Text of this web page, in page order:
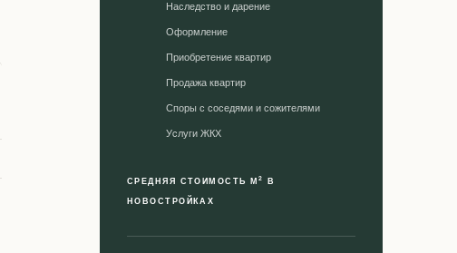
Наследство и дарение
Оформление
Приобретение квартир
Продажа квартир
Споры с соседями и сожителями
Уcлуги ЖКХ
СРЕДНЯЯ СТОИМОСТЬ М2 В
НОВОСТРОЙКАХ